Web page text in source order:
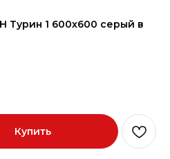
Турин 1 600х600 серый в
Купить